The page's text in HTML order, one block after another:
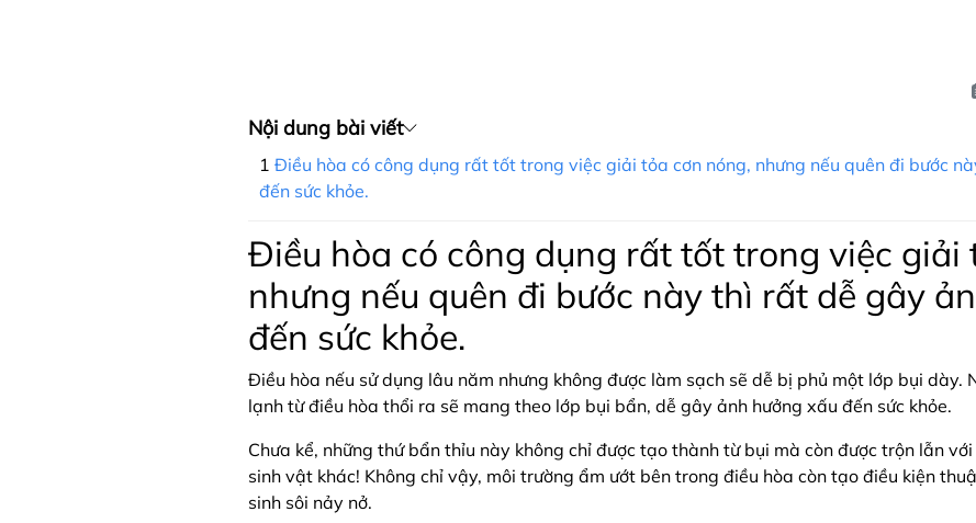
Nội dung bài viết
Điều hòa có công dụng rất tốt trong việc giải tỏa cơn nóng, nhưng nếu quên đi bước
đến sức khỏe.
Điều hòa có công dụng rất tốt trong việc giải
nhưng nếu quên đi bước này thì rất dễ gây
đến sức khỏe.
Điều hòa nếu sử dụng lâu năm nhưng không được làm sạch sẽ dễ bị phủ một lớp bụi dày.
lạnh từ điều hòa thổi ra sẽ mang theo lớp bụi bẩn, dễ gây ảnh hưởng xấu đến sức khỏe.
Chưa kể, những thứ bẩn thỉu này không chỉ được tạo thành từ bụi mà còn được trộn lẫn
sinh vật khác! Không chỉ vậy, môi trường ẩm ướt bên trong điều hòa còn tạo điều kiện
sinh sôi nảy nở.